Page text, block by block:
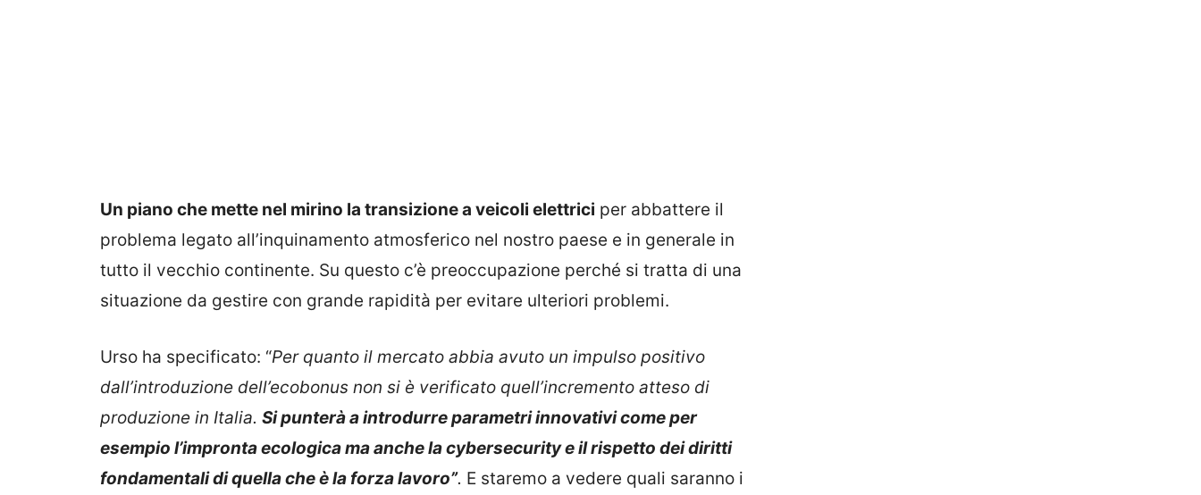
Un piano che mette nel mirino la transizione a veicoli elettrici per abbattere il
problema legato all’inquinamento atmosferico nel nostro paese e in generale in
tutto il vecchio continente. Su questo c’è preoccupazione perché si tratta di una
situazione da gestire con grande rapidità per evitare ulteriori problemi.
Urso ha specificato: “Per quanto il mercato abbia avuto un impulso positivo
dall’introduzione dell’ecobonus non si è verificato quell’incremento atteso di
produzione in Italia. Si punterà a introdurre parametri innovativi come per
esempio l’impronta ecologica ma anche la cybersecurity e il rispetto dei diritti
fondamentali di quella che è la forza lavoro”. E staremo a vedere quali saranno i